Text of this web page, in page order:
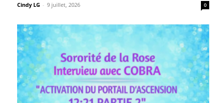
Cindy LG - 9 juillet, 2026 0